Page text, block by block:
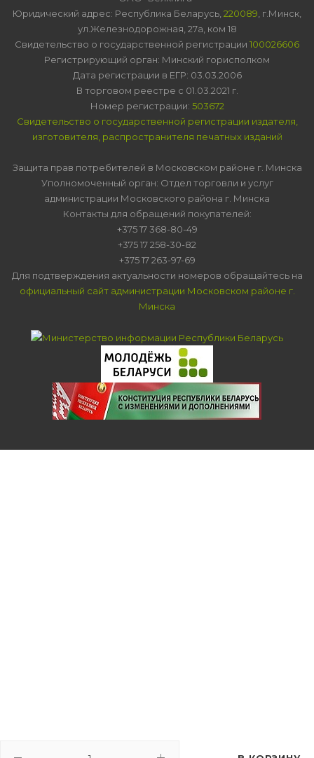
Юридический адрес: Республика Беларусь, 220089 , г.Минск,
ул.Железнодорожная, 27а, ком 18
Свидетельство о государственной регистрации 100026606
Регистрирующий орган: Минский горисполком
Дата регистрации в ЕГР: 03.03.2006
В торговом реестре с 01.03.2021 г.
Номер регистрации: 503672
Свидетельство о государственной регистрации издателя,
изготовителя, распространителя печатных изданий
Защита прав потребителей в Московском районе г. Минска
Уполномоченный орган: Отдел торговли и услуг
администрации Московского района г. Минска
Контакты для обращений покупателей:
+375 17 368-80-49
+375 17 258-30-82
+375 17 263-97-69
Для подтверждения актуальности номеров обращайтесь на
официальный сайт администрации Московском районе г.
Минска